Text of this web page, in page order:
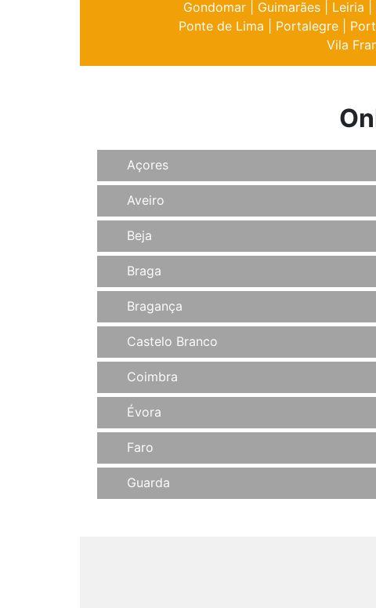
Gondomar
Guimarães Leiria
Ponte de Lima
Portalegre
Vila
Açores
Aveiro
Beja
Braga
Bragança
Castelo Branco
Coimbra
Évora
Faro
Guarda